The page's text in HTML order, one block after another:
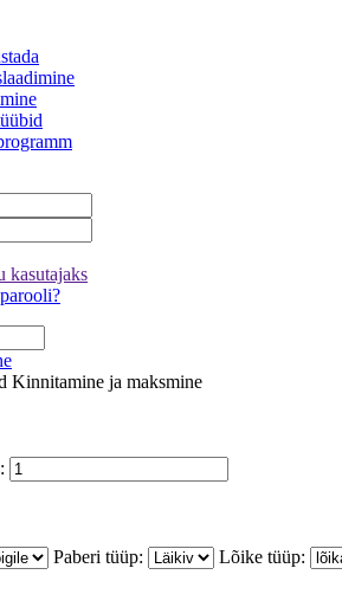
kasutajaks
Kinnitamine ja maksmine
Paberi tüüp:
Lõike tüüp: